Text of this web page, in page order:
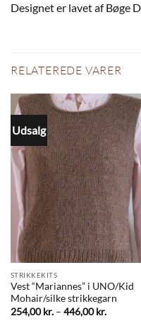
Designet er lavet af Bøge
RELATEREDE VARER
Udsalg
STRIKKEKITS
Vest “Mariannes” i UNO/Kid
Mohair/silke strikkegarn
254,00kr. – 446,00kr.